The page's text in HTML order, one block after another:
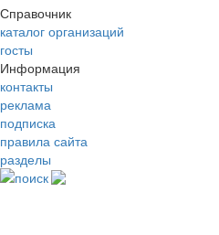
Справочник
каталог организаций
госты
Информация
контакты
реклама
подписка
правила сайта
разделы
поиск